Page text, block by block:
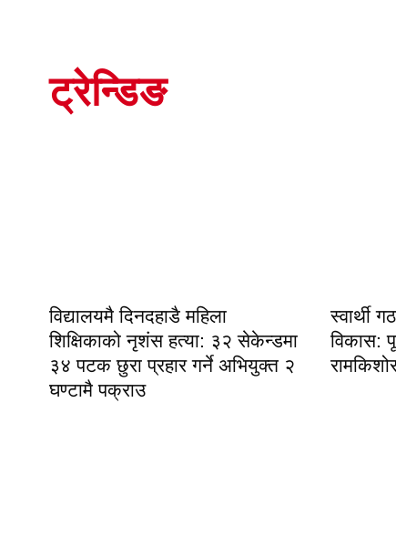
ट्रेन्डिङ
विद्यालयमै दिनदहाडै महिला
शिक्षिकाको नृशंस हत्या: ३२ सेकेन्डमा
३४ पटक छुरा प्रहार गर्ने अभियुक्त २
घण्टामै पक्राउ
स्वार्थी
विकास: